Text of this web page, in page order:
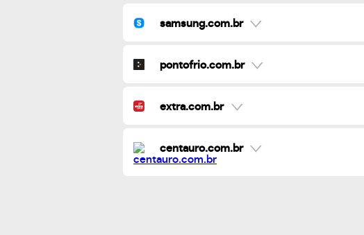
samsung.com.br
pontofrio.com.br
extra.com.br
centauro.com.br